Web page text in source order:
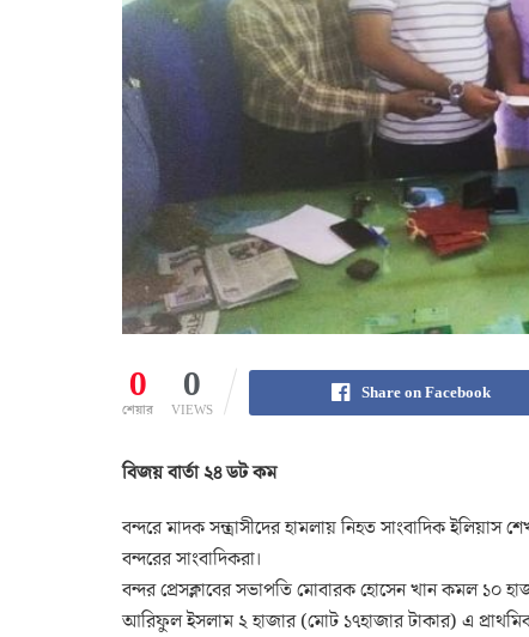
0
শেয়ার
0
VIEWS
Share on Facebook
বিজয় বার্তা ২৪ ডট কম
বন্দরে মাদক সন্ত্রাসীদের হামলায় নিহত সাংবাদিক
বন্দরের সাংবাদিকরা।
বন্দর প্রেসক্লাবের সভাপতি মোবারক হোসেন খান কমল ১০
আরিফুল ইসলাম ২ হাজার (মোট ১৭হাজার টাকার) এ